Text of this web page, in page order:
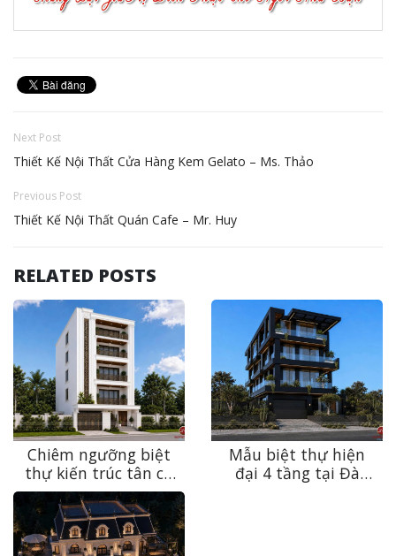
Next Post
Thiết Kế Nội Thất Cửa Hàng Kem Gelato – Ms. Thảo
Previous Post
Thiết Kế Nội Thất Quán Cafe – Mr. Huy
RELATED POSTS
Chiêm ngưỡng biệt
thự kiến trúc tân cổ
điển sang trọng, bền
vững theo thời gian
tại Ninh Bình
Mẫu biệt thự hiện
đại 4 tầng tại Đà